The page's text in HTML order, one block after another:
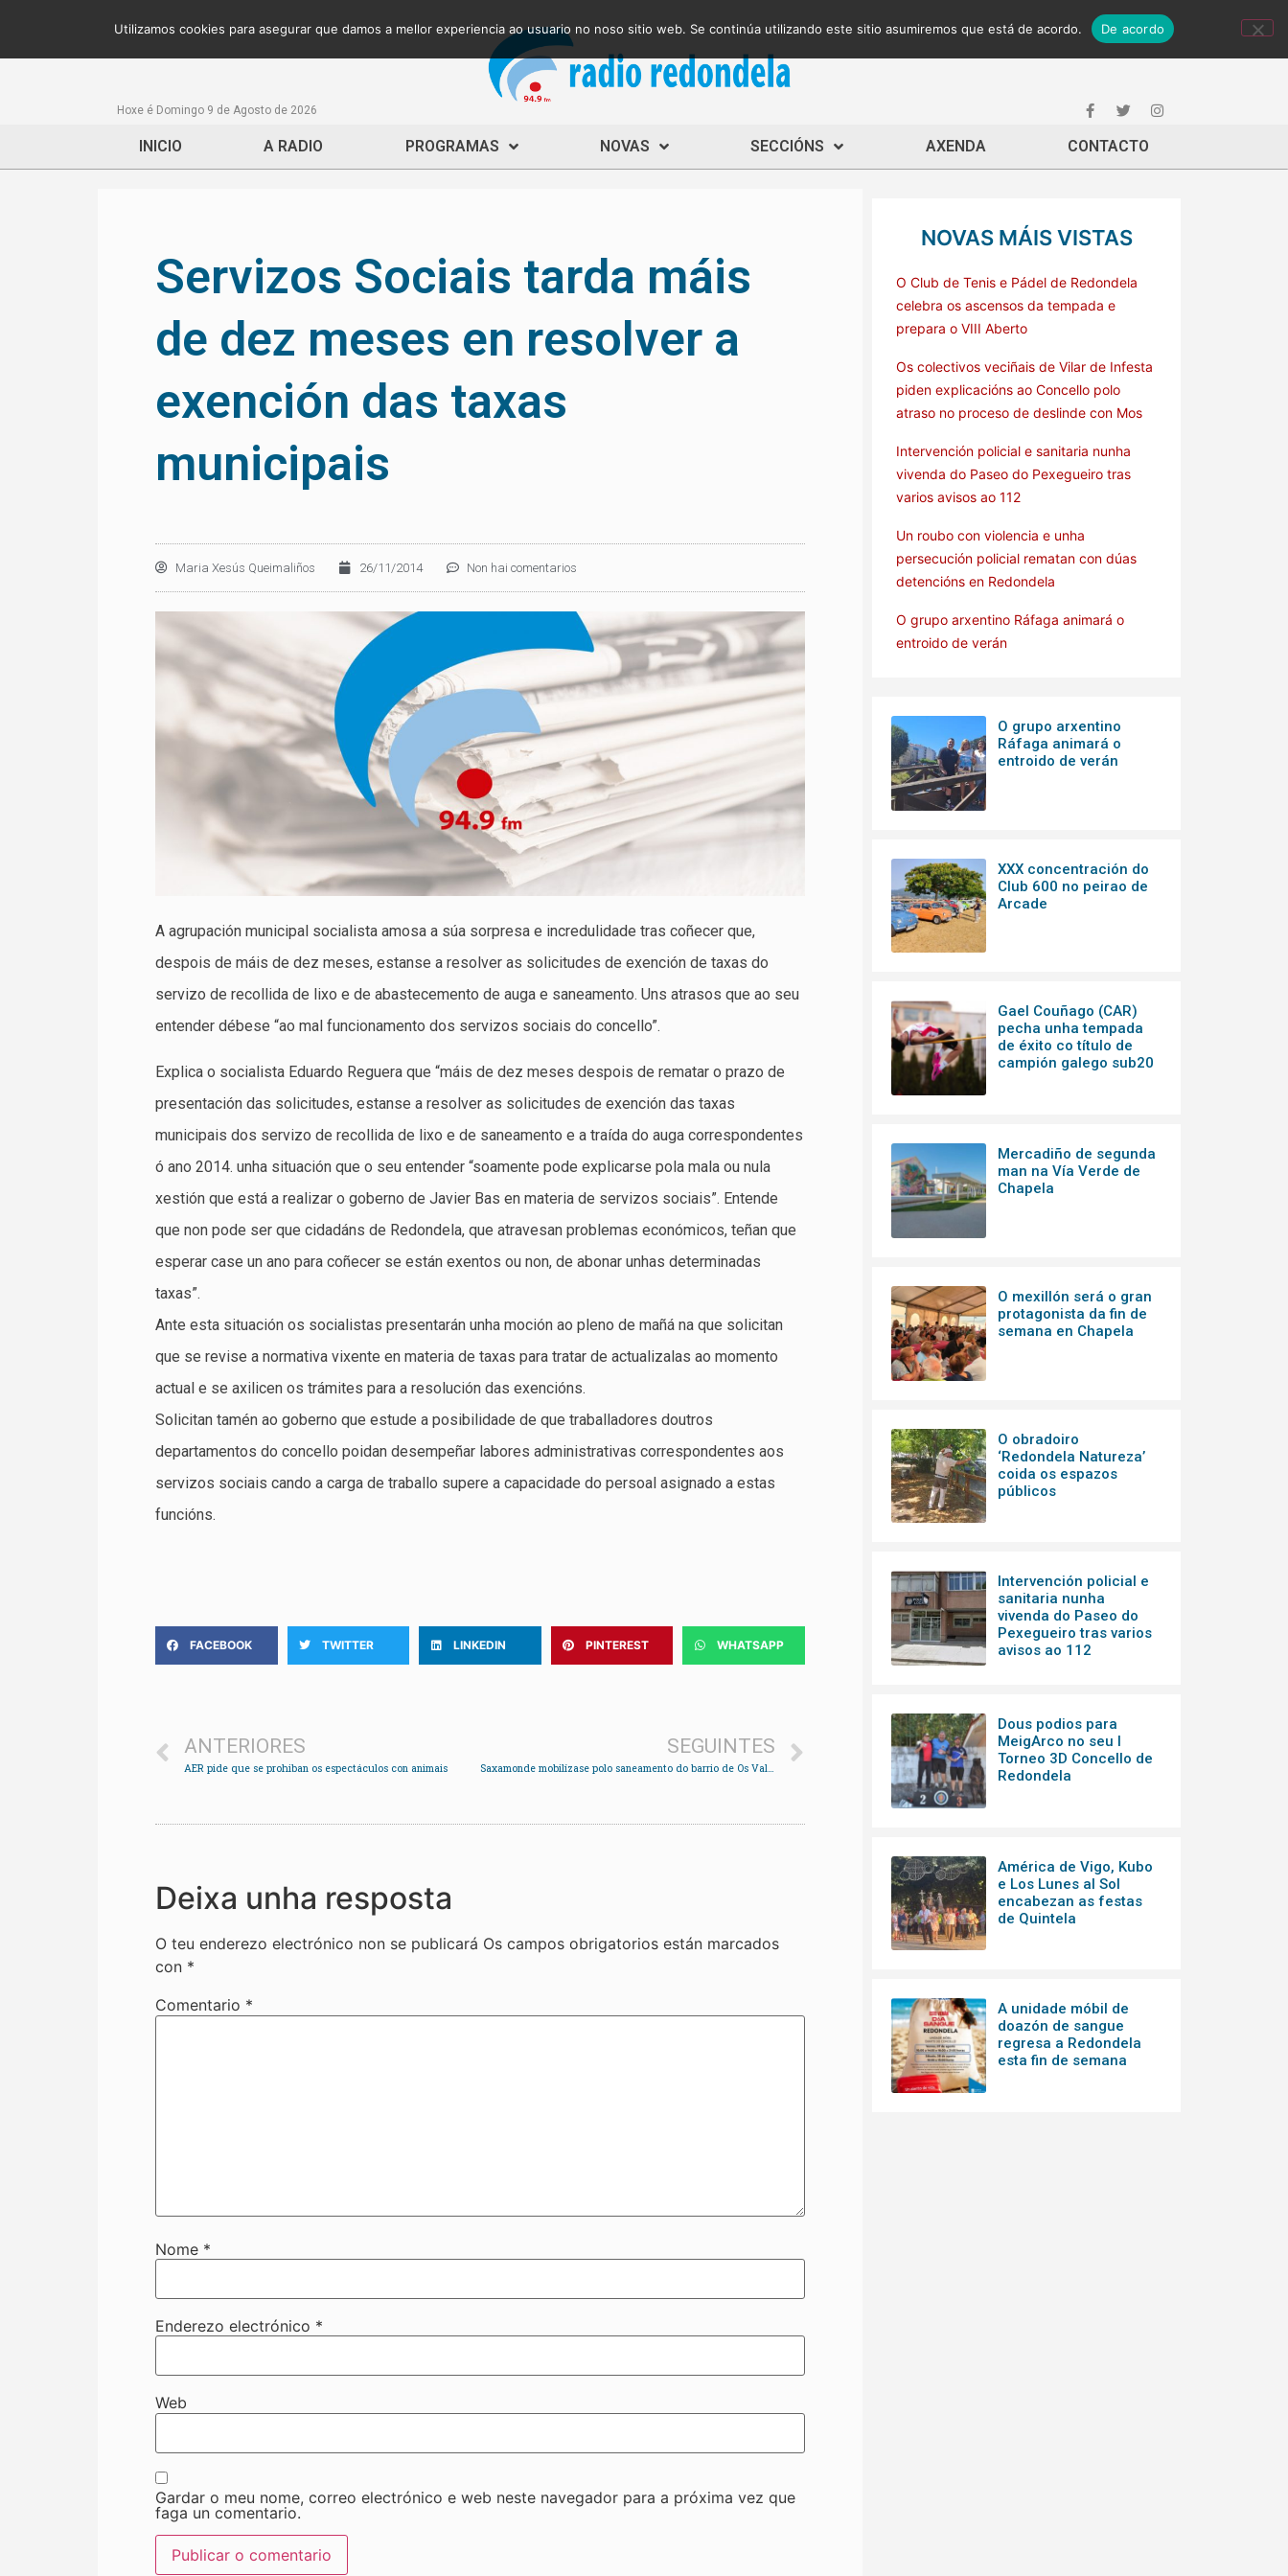
Hoxe é Domingo 9 de Agosto de 2026
INICIO A RADIO PROGRAMAS NOVAS SECCIÓNS AXENDA CONTACTO
Servizos Sociais tarda máis
de dez meses en resolver a
exención das taxas
municipais
Maria Xesús Queimaliños 26/11/2014 Non hai comentarios
A agrupación municipal socialista amosa a súa sorpresa e incredulidade tras coñecer que,
despois de máis de dez meses, estanse a resolver as solicitudes de exención de taxas do
servizo de recollida de lixo e de abastecemento de auga e saneamento. Uns atrasos que ao seu
entender débese “ao mal funcionamento dos servizos sociais do concello”.
Explica o socialista Eduardo Reguera que “máis de dez meses despois de rematar o prazo de
presentación das solicitudes, estanse a resolver as solicitudes de exención das taxas
municipais dos servizo de recollida de lixo e de saneamento e a traída do auga correspondentes
ó ano 2014. unha situación que o seu entender “soamente pode explicarse pola mala ou nula
xestión que está a realizar o goberno de Javier Bas en materia de servizos sociais”. Entende
que non pode ser que cidadáns de Redondela, que atravesan problemas económicos, teñan que
esperar case un ano para coñecer se están exentos ou non, de abonar unhas determinadas
taxas”.
Ante esta situación os socialistas presentarán unha moción ao pleno de mañá na que solicitan
que se revise a normativa vixente en materia de taxas para tratar de actualizalas ao momento
actual e se axilicen os trámites para a resolución das exencións.
Solicitan tamén ao goberno que estude a posibilidade de que traballadores doutros
departamentos do concello poidan desempeñar labores administrativas correspondentes aos
servizos sociais cando a carga de traballo supere a capacidade do persoal asignado a estas
funcións.
FACEBOOK TWITTER LINKEDIN PINTEREST WHATSAPP
ANTERIORES
AER pide que se prohiban os espectáculos con animais
SEGUINTES
Saxamonde mobilízase polo saneamento do barrio de Os Valos
Deixa unha resposta
O teu enderezo electrónico non se publicará Os campos obrigatorios están marcados
con *
Comentario *
Nome *
Enderezo electrónico *
Web
Gardar o meu nome, correo electrónico e web neste navegador para a próxima vez que
faga un comentario.
NOVAS MÁIS VISTAS
O Club de Tenis e Pádel de Redondela
celebra os ascensos da tempada e
prepara o VIII Aberto
Os colectivos veciñais de Vilar de Infesta
piden explicacións ao Concello polo
atraso no proceso de deslinde con Mos
Intervención policial e sanitaria nunha
vivenda do Paseo do Pexegueiro tras
varios avisos ao 112
Un roubo con violencia e unha
persecución policial rematan con dúas
detencións en Redondela
O grupo arxentino Ráfaga animará o
entroido de verán
O grupo arxentino
Ráfaga animará o
entroido de verán
XXX concentración do
Club 600 no peirao de
Arcade
Gael Couñago (CAR)
pecha unha tempada
de éxito co título de
campión galego sub20
Mercadiño de segunda
man na Vía Verde de
Chapela
O mexillón será o gran
protagonista da fin de
semana en Chapela
O obradoiro
‘Redondela Natureza’
coida os espazos
públicos
Intervención policial e
sanitaria nunha
vivenda do Paseo do
Pexegueiro tras varios
avisos ao 112
Dous podios para
MeigArco no seu I
Torneo 3D Concello de
Redondela
América de Vigo, Kubo
e Los Lunes al Sol
encabezan as festas
de Quintela
A unidade móbil de
doazón de sangue
regresa a Redondela
esta fin de semana
Utilizamos cookies para asegurar que damos a mellor experiencia ao usuario no noso sitio web. Se continúa utilizando este sitio asumiremos que está de acordo. De acordo